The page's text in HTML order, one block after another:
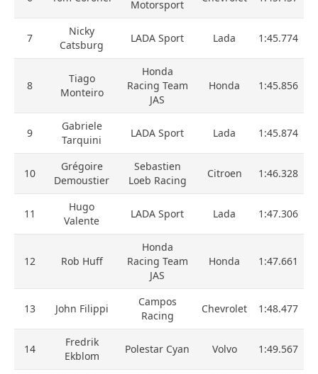
Motorsport
7
Nicky
Catsburg
LADA Sport Lada 1:45.774
8
Tiago
Monteiro
Honda
Racing Team
JAS
Honda 1:45.856
9
Gabriele
Tarquini
LADA Sport Lada 1:45.874
10
Grégoire
Demoustier
Sebastien
Loeb Racing
Citroen 1:46.328
11
Hugo
Valente
LADA Sport Lada 1:47.306
12 Rob Huff
Honda
Racing Team
JAS
Honda 1:47.661
13 John Filippi
Campos
Racing
Chevrolet 1:48.477
14
Fredrik
Ekblom
Polestar Cyan Volvo 1:49.567